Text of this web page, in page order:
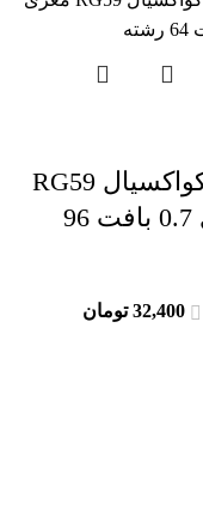
کابل کواکسیال RG59
مغزی 0.7 بافت 96
32,400 تومان